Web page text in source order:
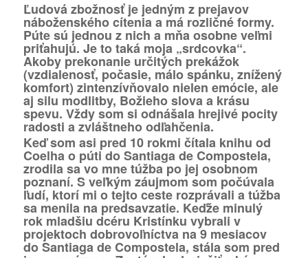
Ľudová zbožnosť je jedným z prejavov
náboženského cítenia a má rozličné formy.
Púte sú jednou z nich a mňa osobne veľmi
priťahujú. Je to taká moja „srdcovka“.
Akoby prekonanie určitých prekážok
(vzdialenosť, počasie, málo spánku, znížený
komfort) zintenzívňovalo nielen emócie, ale
aj silu modlitby, Božieho slova a krásu
spevu. Vždy som si odnášala hrejivé pocity
radosti a zvláštneho odľahčenia.
Keď som asi pred 10 rokmi čítala knihu od
Coelha o púti do Santiaga de Compostela,
zrodila sa vo mne túžba po jej osobnom
poznaní. S veľkým záujmom som počúvala
ľudí, ktorí mi o tejto ceste rozprávali a túžba
sa menila na predsavzatie. Keďže minulý
rok mladšiu dcéru Kristínku vybrali v
projektoch dobrovoľníctva na 9 mesiacov
do Santiaga de Compostela, stála som pred